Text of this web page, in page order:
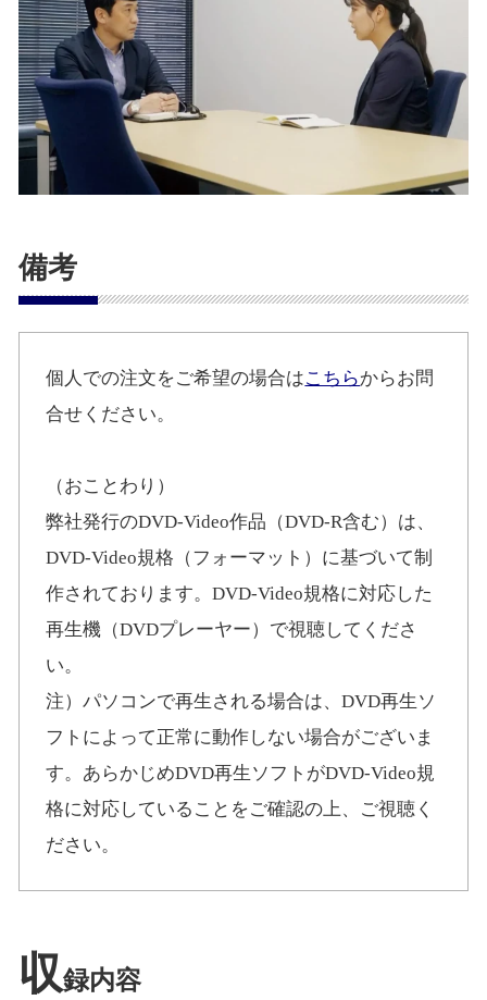
備考
個人での注文をご希望の場合はこちらからお問
合せください。
（おことわり）
弊社発行のDVD-Video作品（DVD-R含む）は、
DVD-Video規格（フォーマット）に基づいて制
作されております。DVD-Video規格に対応した
再生機（DVDプレーヤー）で視聴してくださ
い。
注）パソコンで再生される場合は、DVD再生ソ
フトによって正常に動作しない場合がございま
す。あらかじめDVD再生ソフトがDVD-Video規
格に対応していることをご確認の上、ご視聴く
ださい。
収録内容